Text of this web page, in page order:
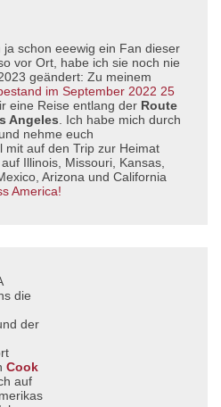
ja schon eeewig ein Fan dieser
vor Ort, habe ich sie noch nie
geändert: Zu meinem
im September 2022 25
eine Reise entlang der Route
Angeles . Ich habe mich durch
nehme euch
mit auf den Trip zur Heimat
Illinois, Missouri, Kansas,
Arizona und California
America!
die
der
Cook
auf